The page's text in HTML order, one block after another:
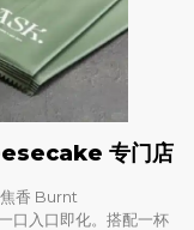
专门店
香 Burnt
口入口即化。搭配一杯